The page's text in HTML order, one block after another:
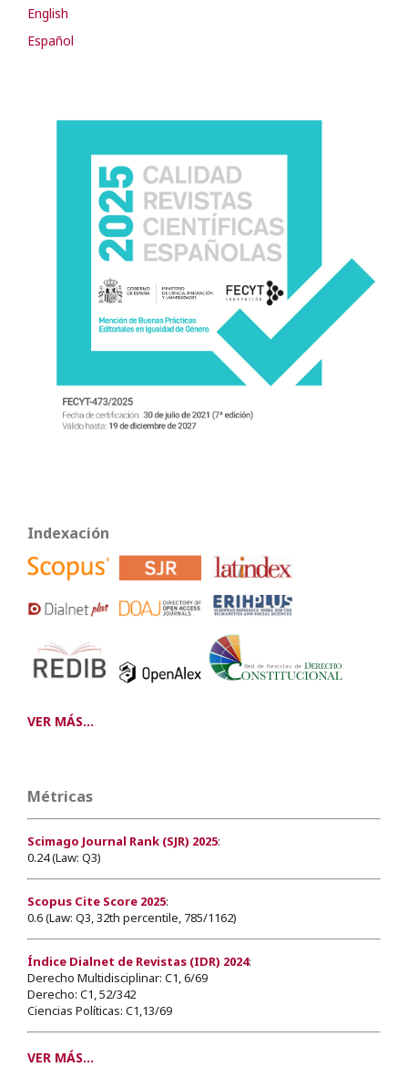
English
Español
Indexación
VER MÁS...
Métricas
Scimago Journal Rank (SJR) 2025:
0.24 (Law: Q3)
Scopus Cite Score 2025:
0.6 (Law: Q3, 32th percentile, 785/1162)
Índice Dialnet de Revistas (IDR) 2024:
Derecho Multidisciplinar: C1, 6/69
Derecho: C1, 52/342
Ciencias Políticas: C1,13/69
VER MÁS...